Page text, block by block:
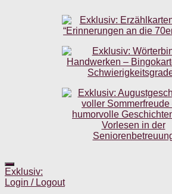
Exklusiv:
Login / Logout